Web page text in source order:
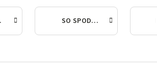
SO SPODNÝM PRIPOJENÍM